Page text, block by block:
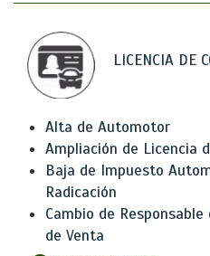
LICENCIA DE
Alta de Automotor
Ampliación de Licencia
Baja de Impuesto
Radicación
Cambio de
de Venta